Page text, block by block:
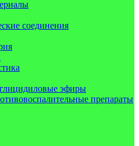
соединения
эфиры
препараты